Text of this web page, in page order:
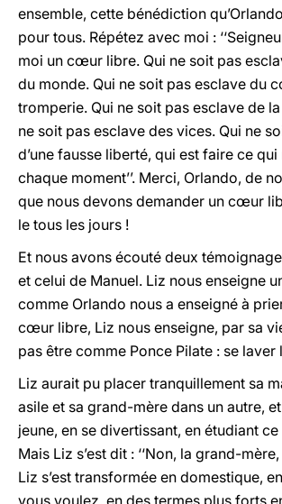
ensemble, cette bénédiction
pour tous. Répétez avec moi :
moi un cœur libre. Qui ne soit pas
du monde. Qui ne soit pas esclave du
tromperie. Qui ne soit pas esclave de
ne soit pas esclave des vices. Qui ne
d’une fausse liberté, qui est faire ce
chaque moment’’. Merci, Orlando, de
que nous devons demander un cœur
le tous les jours !
Et nous avons écouté deux
et celui de Manuel. Liz nous enseigne
comme Orlando nous a enseigné à
cœur libre, Liz nous enseigne, par sa
pas être comme Ponce Pilate : se laver
Liz aurait pu placer tranquillement sa
asile et sa grand-mère dans un autre,
jeune, en se divertissant, en étudiant ce
Mais Liz s’est dit : ‘‘Non, la grand-mère,
Liz s’est transformée en domestique,
vous voulez, en des termes plus forts